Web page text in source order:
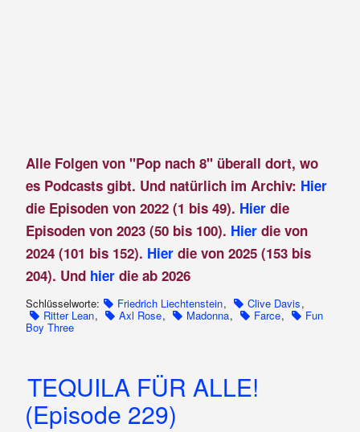
Alle Folgen von "Pop nach 8" überall dort, wo
es Podcasts gibt. Und natürlich im Archiv: Hier
die Episoden von 2022 (1 bis 49). Hierdie
Episoden von 2023 (50 bis 100). Hier die von
2024 (101 bis 152). Hier die von 2025 (153 bis
204). Und hier die ab 2026
Schlüsselworte: Friedrich Liechtenstein, Clive Davis,
Ritter Lean, Axl Rose, Madonna, Farce, Fun
Boy Three
TEQUILA FÜR ALLE!
(Episode 229)